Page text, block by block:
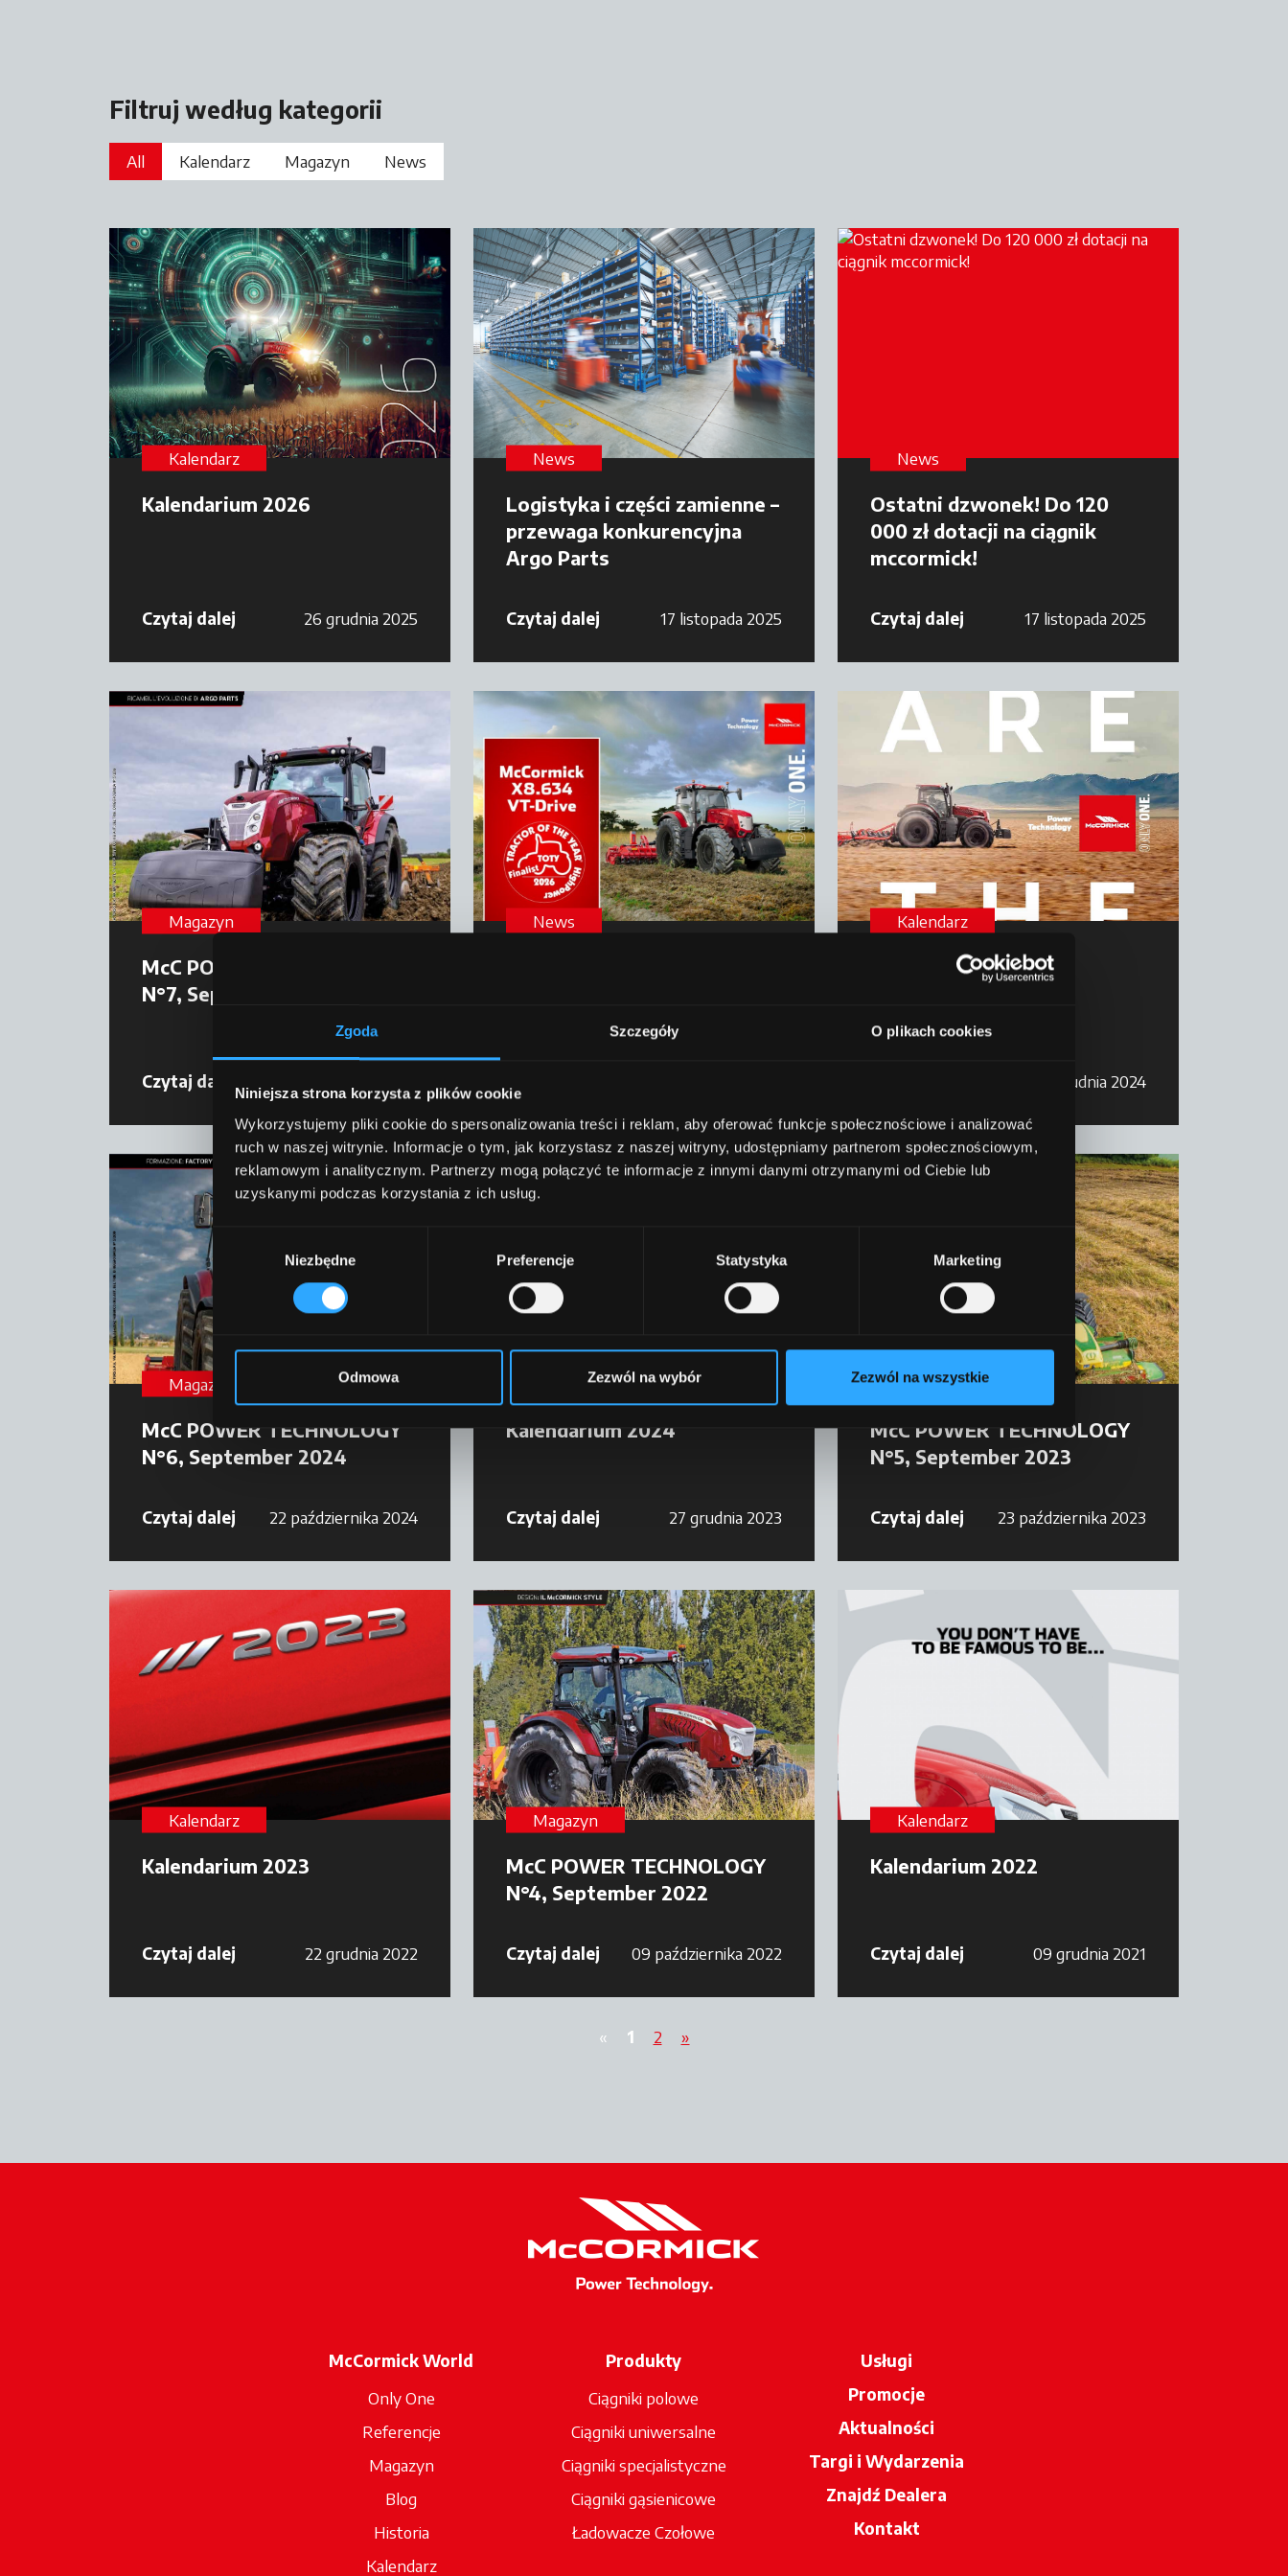
Zgoda Szczegóły O plikach cookies
Niniejsza strona korzysta z plików cookie
Wykorzystujemy pliki cookie do spersonalizowania treści i reklam, aby oferować funkcje społecznościowe i analizować
ruch w naszej witrynie. Informacje o tym, jak korzystasz z naszej witryny, udostępniamy partnerom społecznościowym,
reklamowym i analitycznym. Partnerzy mogą połączyć te informacje z innymi danymi otrzymanymi od Ciebie lub
uzyskanymi podczas korzystania z ich usług.
Wybór
zgody
Niezbędne Preferencje Statystyka Marketing
Odmowa Zezwól na wybór Zezwól na wszystkie
Filtruj według kategorii
All Kalendarz Magazyn News
Kalendarz
Kalendarium 2026
Czytaj dalej 26 grudnia 2025
News
Logistyka i części zamienne –
przewaga konkurencyjna
Argo Parts
Czytaj dalej 17 listopada 2025
News
Ostatni dzwonek! Do 120
000 zł dotacji na ciągnik
mccormick!
Czytaj dalej 17 listopada 2025
Magazyn
McC POWER TECHNOLOGY
N°7, September 2025
Czytaj dalej
News
komfort bez kompromisów
Kalendarz
Kalendarium 2025
17 grudnia 2024
Magazyn
McC POWER TECHNOLOGY
N°6, September 2024
Czytaj dalej 22 października 2024
Kalendarz
Kalendarium 2024
Czytaj dalej 27 grudnia 2023
Magazyn
McC POWER TECHNOLOGY
N°5, September 2023
Czytaj dalej 23 października 2023
Kalendarz
Kalendarium 2023
Czytaj dalej 22 grudnia 2022
Magazyn
McC POWER TECHNOLOGY
N°4, September 2022
Czytaj dalej 09 października 2022
Kalendarz
Kalendarium 2022
Czytaj dalej 09 grudnia 2021
« 1 2 »
McCormick World
Only One
Referencje
Magazyn
Blog
Historia
Kalendarz
Produkty
Ciągniki polowe
Ciągniki uniwersalne
Ciągniki specjalistyczne
Ciągniki gąsienicowe
Ładowacze Czołowe
Usługi
Promocje
Aktualności
Targi i Wydarzenia
Znajdź Dealera
Kontakt